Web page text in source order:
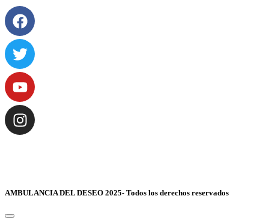
AMBULANCIA DEL DESEO 2025- Todos los derechos reservados